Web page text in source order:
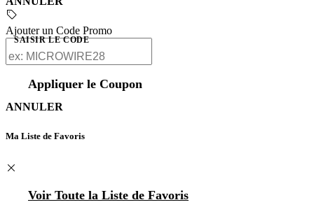
Ajouter un Code Promo
SAISIR LE CODE
Appliquer le Coupon
ANNULER
Ma Liste de Favoris
Voir Toute la Liste de Favoris